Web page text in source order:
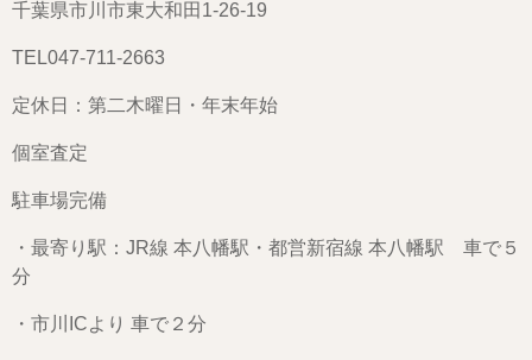
千葉県市川市東大和田1-26-19
TEL047-711-2663
定休日：第二木曜日・年末年始
個室査定
駐車場完備
・最寄り駅：JR線 本八幡駅・都営新宿線 本八幡駅 車で５
分
・市川ICより 車で２分